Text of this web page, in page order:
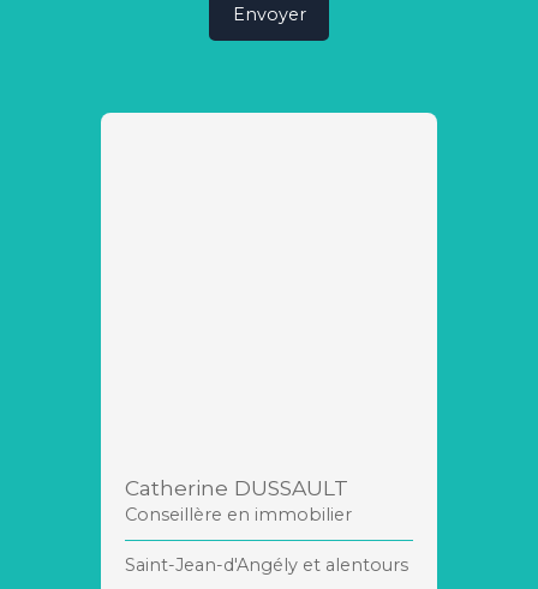
Envoyer
Catherine DUSSAULT
Conseillère en immobilier
Saint-Jean-d'Angély et alentours